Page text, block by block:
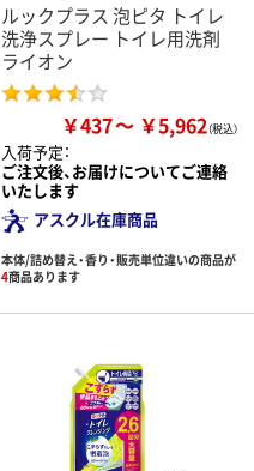
ルックプラス 泡ピタ トイレ
洗浄スプレー トイレ用洗剤
ライオン
￥437 ￥5,962
入荷予定：
ご注文後、お届けについてご連絡
いたします
アスクル在庫商品
本体/詰め替え・香り・販売単位違いの商品が
4商品あります